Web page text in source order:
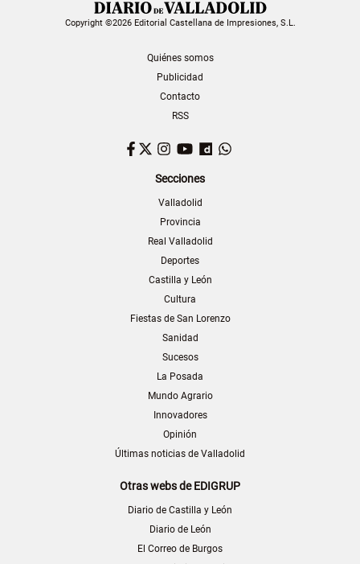
Copyright ©2026 Editorial Castellana de Impresiones, S.L.
Quiénes somos
Publicidad
Contacto
RSS
Facebook
TwitterInstagram
YouTubeDailymotion
Secciones
Valladolid
Provincia
Real Valladolid
Deportes
Castilla y León
Cultura
Fiestas de San Lorenzo
Sanidad
Sucesos
La Posada
Mundo Agrario
Innovadores
Opinión
Últimas noticias de Valladolid
Otras webs de EDIGRUP
Diario de Castilla y León
Diario de León
El Correo de Burgos